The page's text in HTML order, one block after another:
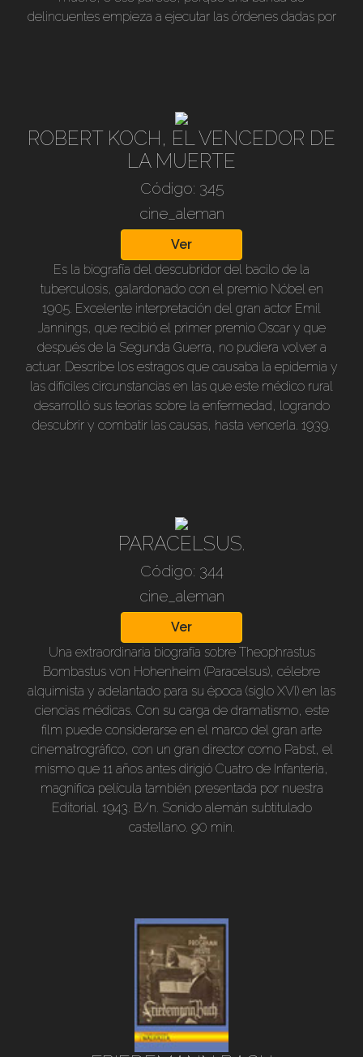
delincuentes empieza a ejecutar las órdenes dadas por
Lang. Actúan: Rudolf Klein Rogge, Oskar Beregi,
Theodor Loos, Otto Wernicke, Klaus Pohl y Wera
Liessem, entre otros.
ROBERT KOCH, EL VENCEDOR DE
LA MUERTE
Código: 345
cine_aleman
Ver
Es la biografía del descubridor del bacilo de la
tuberculosis, galardonado con el premio Nóbel en
1905. Excelente interpretación del gran actor Emil
Jannings, que recibió el primer premio Oscar y que
después de la Segunda Guerra, no pudiera volver a
actuar. Describe los estragos que causaba la epidemia y
las difíciles circunstancias en las que este médico rural
desarrolló sus teorías sobre la enfermedad, logrando
descubrir y combatir las causas, hasta vencerla. 1939.
PARACELSUS.
Código: 344
cine_aleman
Ver
Una extraordinaria biografía sobre Theophrastus
Bombastus von Hohenheim (Paracelsus), célebre
alquimista y adelantado para su época (siglo XVI) en las
ciencias médicas. Con su carga de dramatismo, este
film puede considerarse en el marco del gran arte
cinematrográfico, con un gran director como Pabst, el
mismo que 11 años antes dirigió Cuatro de Infantería,
magnífica película también presentada por nuestra
Editorial. 1943. B/n. Sonido alemán subtitulado
castellano. 90 min.